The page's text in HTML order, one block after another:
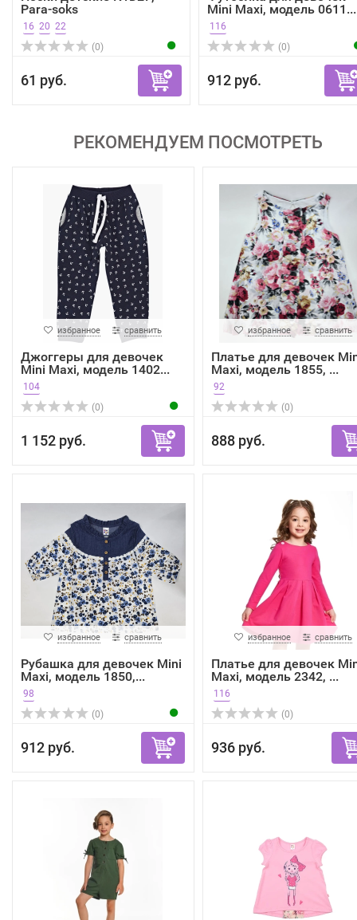
Para-soks
16 20 22
(0)
61 руб.
Mini Maxi, модель 0611...
116
(0)
912 руб.
РЕКОМЕНДУЕМ ПОСМОТРЕТЬ
избранное сравнить
Джоггеры для девочек
Mini Maxi, модель 1402...
104
(0)
1 152 руб.
избранное сравнить
Платье для девочек
Maxi, модель 1855, ...
92
(0)
888 руб.
избранное сравнить
Рубашка для девочек Mini
Maxi, модель 1850,...
98
(0)
912 руб.
избранное сравнить
Платье для девочек
Maxi, модель 2342, ...
116
(0)
936 руб.